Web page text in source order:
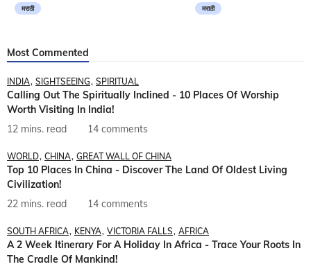
मराठी मराठी
Most Commented
INDIA SIGHTSEEING SPIRITUAL
Calling Out The Spiritually Inclined - 10 Places Of Worship
Worth Visiting In India!
12 mins. read
14 comments
WORLD CHINA GREAT WALL OF CHINA
Top 10 Places In China - Discover The Land Of Oldest Living
Civilization!
22 mins. read
14 comments
SOUTH AFRICA KENYA VICTORIA FALLS AFRICA
A 2 Week Itinerary For A Holiday In Africa - Trace Your Roots In
The Cradle Of Mankind!